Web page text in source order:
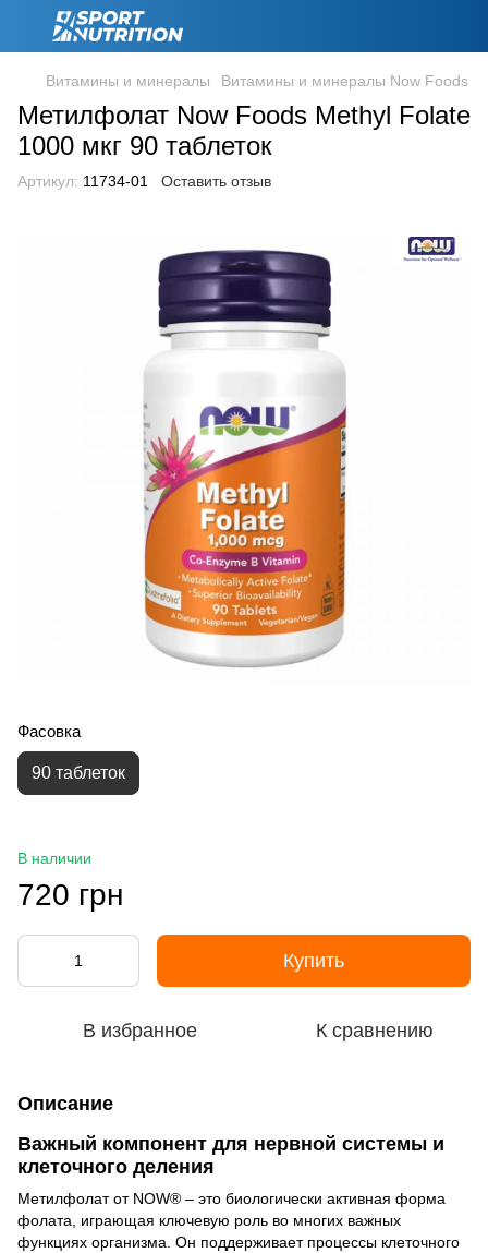
Витамины и минералы Витамины и минералы Now Foods
Метилфолат Now Foods Methyl Folate
1000 мкг 90 таблеток
Артикул: 11734-01 Оставить отзыв
Фасовка
90 таблеток
В наличии
720 грн
Купить
В избранное К сравнению
Описание
Важный компонент для нервной системы и
клеточного деления
Метилфолат от NOW® – это биологически активная форма
фолата, играющая ключевую роль во многих важных
функциях организма. Он поддерживает процессы клеточного